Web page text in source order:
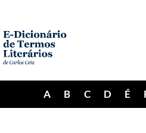
A B C D É